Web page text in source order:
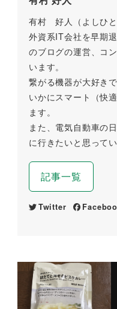
有村 好人（よしひと
外資系IT会社を早期
のブログの運営、コ
います。
繋がる機器が大好き
いかにスマート（快
ます。
また、電気自動車の
に行きたいと思ってい
記事一覧
Twitter